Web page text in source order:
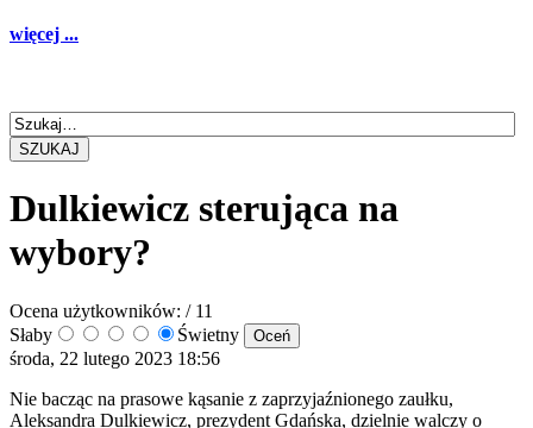
więcej ...
SZUKAJ
Dulkiewicz sterująca na
wybory?
Ocena użytkowników: / 11
Słaby
Świetny
środa, 22 lutego 2023 18:56
Nie bacząc na prasowe kąsanie z zaprzyjaźnionego zaułku,
Aleksandra Dulkiewicz, prezydent Gdańska, dzielnie walczy o